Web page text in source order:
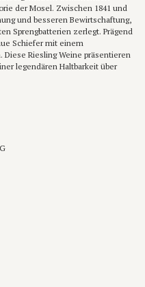
der Mosel. Zwischen 1841 und
und besseren Bewirtschaftung,
Sprengbatterien zerlegt. Prägend
Schiefer mit einem
Riesling Weine präsentieren
legendären Haltbarkeit über